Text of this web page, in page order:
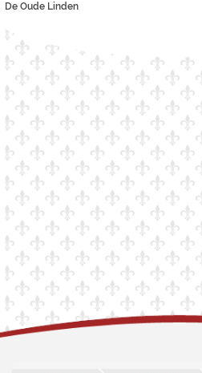
De Oude Linden